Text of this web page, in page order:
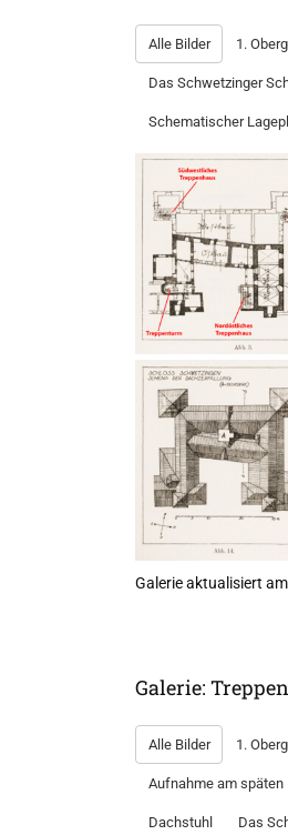
Alle Bilder 1.
Das Schwetzinger
Schematischer
Galerie aktualisiert
Galerie:
Alle Bilder 1.
Aufnahme am späten
Dachstuhl Das